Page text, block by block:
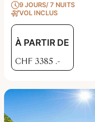
9 JOURS/ 7 NUITS
VOL INCLUS
À PARTIR DE
CHF 3385 .-